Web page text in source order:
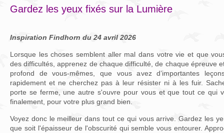
Gardez les yeux fixés sur la Lumière
Inspiration Findhorn du 24 avril 2026
Lorsque les choses semblent aller mal dans votre vie et que
des difficultés, apprenez de chaque difficulté, de chaque épreuve
profond de vous-mêmes, que vous avez d’importantes
rapidement et ne cherchez pas à leur résister ni à les fuir.
porte se ferme, une autre s'ouvre pour vous et que tout ce qui
finalement, pour votre plus grand bien.
Voyez donc le meilleur dans tout ce qui vous arrive. Gardez les
que soit l'épaisseur de l'obscurité qui semble vous entourer.